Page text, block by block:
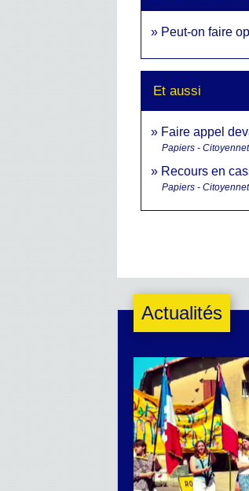
Peut-on faire
Et aussi
Faire appel
Papiers -
Recours en
Papiers -
Actualités